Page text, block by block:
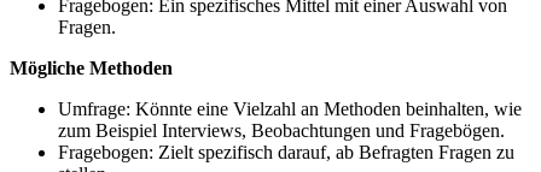
Fragebogen: Ein spezifisches Mittel mit einer Auswahl von
Fragen.
Mögliche Methoden
Umfrage: Könnte eine Vielzahl an Methoden beinhalten, wie
zum Beispiel Interviews, Beobachtungen und Fragebögen.
Fragebogen: Zielt spezifisch darauf, ab Befragten Fragen zu